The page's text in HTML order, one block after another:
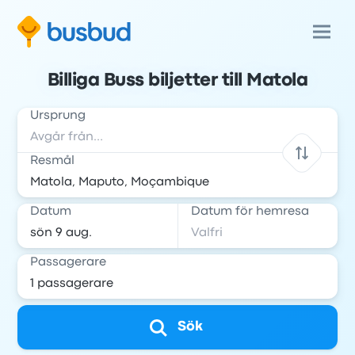
Billiga Buss biljetter till Matola
Ursprung
Resmål
Datum Datum för hemresa
Passagerare
Sök